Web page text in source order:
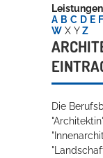
Leistungen
A B C D E F
W X Y Z
Die